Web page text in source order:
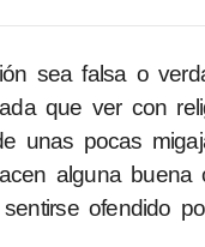
sea falsa o
que ver con
unas pocas
alguna
ofendido